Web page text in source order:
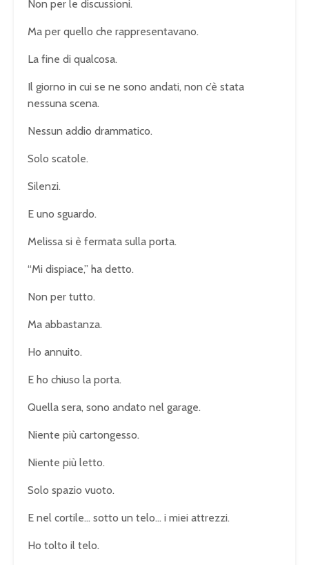
Non per le discussioni.
Ma per quello che rappresentavano.
La fine di qualcosa.
Il giorno in cui se ne sono andati, non c’è stata
nessuna scena.
Nessun addio drammatico.
Solo scatole.
Silenzi.
E uno sguardo.
Melissa si è fermata sulla porta.
“Mi dispiace,” ha detto.
Non per tutto.
Ma abbastanza.
Ho annuito.
E ho chiuso la porta.
Quella sera, sono andato nel garage.
Niente più cartongesso.
Niente più letto.
Solo spazio vuoto.
E nel cortile… sotto un telo… i miei attrezzi.
Ho tolto il telo.